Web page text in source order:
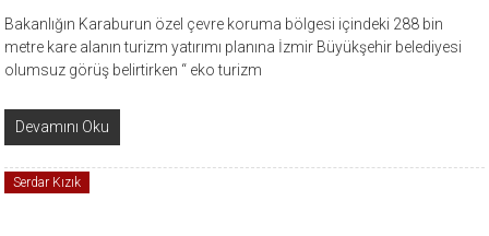
Bakanlığın Karaburun özel çevre koruma bölgesi içindeki 288 bin
metre kare alanın turizm yatırımı planına İzmir Büyükşehir belediyesi
olumsuz görüş belirtirken “ eko turizm
Devamını Oku
Serdar Kızık